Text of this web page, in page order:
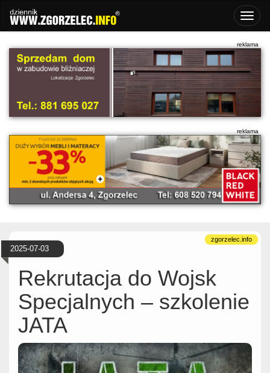
2025-07-03
Rekrutacja do Wojsk
Specjalnych – szkolenie
JATA